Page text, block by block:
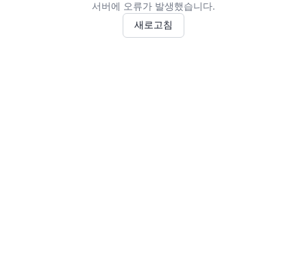
서버에 오류가 발생했습니다.
새로고침